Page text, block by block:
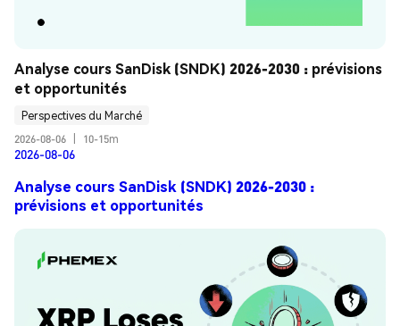
Analyse cours SanDisk (SNDK) 2026-2030 : prévisions
et opportunités
Perspectives du Marché
2026-08-06
10-15m
2026-08-06
Analyse cours SanDisk (SNDK) 2026-2030 :
prévisions et opportunités